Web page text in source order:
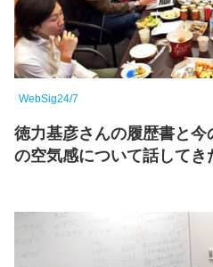
WebSig24/7
徳力基彦さんの履歴書と今
の空気感について話してき